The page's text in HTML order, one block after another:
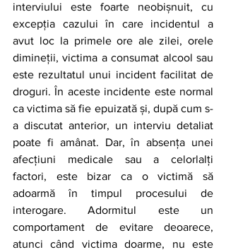
interviului este foarte neobișnuit, cu
excepția cazului în care incidentul a
avut loc la primele ore ale zilei, orele
dimineții, victima a consumat alcool sau
este rezultatul unui incident facilitat de
droguri. În aceste incidente este normal
ca victima să fie epuizată și, după cum s-
a discutat anterior, un interviu detaliat
poate fi amânat. Dar, în absența unei
afecțiuni medicale sau a celorlalți
factori, este bizar ca o victimă să
adoarmă în timpul procesului de
interogare. Adormitul este un
comportament de evitare deoarece,
atunci când victima doarme, nu este